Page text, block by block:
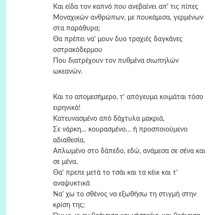
Και είδα τον καπνό που ανεβαίνει απ' τις πίπες
Μοναχικών ανθρώπων, με πουκάμισα, γερμένων
στα παράθυρα;
Θα πρέπει να' μουν δυο τραχιές δαγκάνες
οστρακόδερμου
Που διατρέχουν τον πυθμένα σιωπηλών
ωκεανών.
Και το απομεσήμερο, τ' απόγευμα κοιμάται τόσο
ειρηνικά!
Κατευνασμένο από δάχτυλα μακριά,
Σε νάρκη… κουρασμένο… ή προσποιούμενο
αδιαθεσία,
Απλωμένο στο δάπεδο, εδώ, ανάμεσα σε σένα και
σε μένα.
Θα' πρεπε μετά το τσάι και τα κέικ και τ'
αναψυκτικά
Να' χω το σθένος να εξωθήσω τη στιγμή στην
κρίση της;